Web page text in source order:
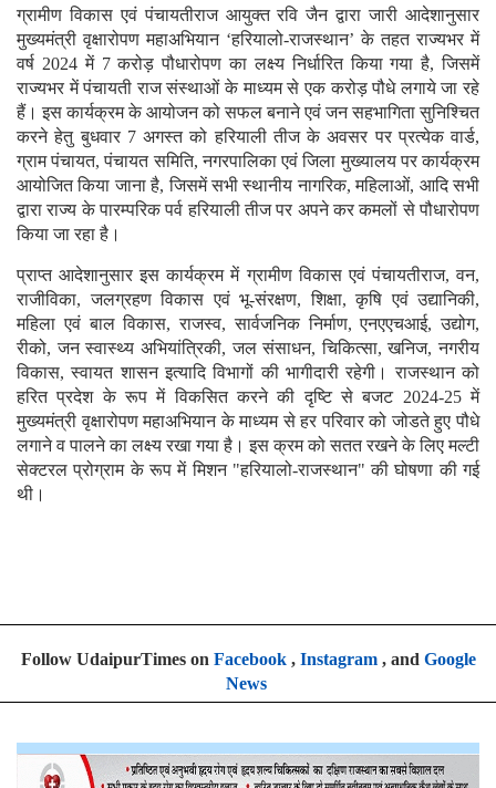
ग्रामीण विकास एवं पंचायतीराज आयुक्त रवि जैन द्वारा जारी आदेशानुसार
मुख्यमंत्री वृक्षारोपण महाअभियान ‘हरियालो-राजस्थान’ के तहत राज्यभर में
वर्ष 2024 में 7 करोड़ पौधारोपण का लक्ष्य निर्धारित किया गया है, जिसमें
राज्यभर में पंचायती राज संस्थाओं के माध्यम से एक करोड़ पौधे लगाये जा रहे
हैं। इस कार्यक्रम के आयोजन को सफल बनाने एवं जन सहभागिता सुनिश्चित
करने हेतु बुधवार 7 अगस्त को हरियाली तीज के अवसर पर प्रत्येक वार्ड,
ग्राम पंचायत, पंचायत समिति, नगरपालिका एवं जिला मुख्यालय पर कार्यक्रम
आयोजित किया जाना है, जिसमें सभी स्थानीय नागरिक, महिलाओं, आदि सभी
द्वारा राज्य के पारम्परिक पर्व हरियाली तीज पर अपने कर कमलों से पौधारोपण
किया जा रहा है।
प्राप्त आदेशानुसार इस कार्यक्रम में ग्रामीण विकास एवं पंचायतीराज, वन,
राजीविका, जलग्रहण विकास एवं भू-संरक्षण, शिक्षा, कृषि एवं उद्यानिकी,
महिला एवं बाल विकास, राजस्व, सार्वजनिक निर्माण, एनएएचआई, उद्योग,
रीको, जन स्वास्थ्य अभियांत्रिकी, जल संसाधन, चिकित्सा, खनिज, नगरीय
विकास, स्वायत शासन इत्यादि विभागों की भागीदारी रहेगी। राजस्थान को
हरित प्रदेश के रूप में विकसित करने की दृष्टि से बजट 2024-25 में
मुख्यमंत्री वृक्षारोपण महाअभियान के माध्यम से हर परिवार को जोडते हुए पौधे
लगाने व पालने का लक्ष्य रखा गया है। इस क्रम को सतत रखने के लिए मल्टी
सेक्टरल प्रोग्राम के रूप में मिशन "हरियालो-राजस्थान" की घोषणा की गई
थी।
Follow UdaipurTimes on Facebook, Instagram, and Google
News